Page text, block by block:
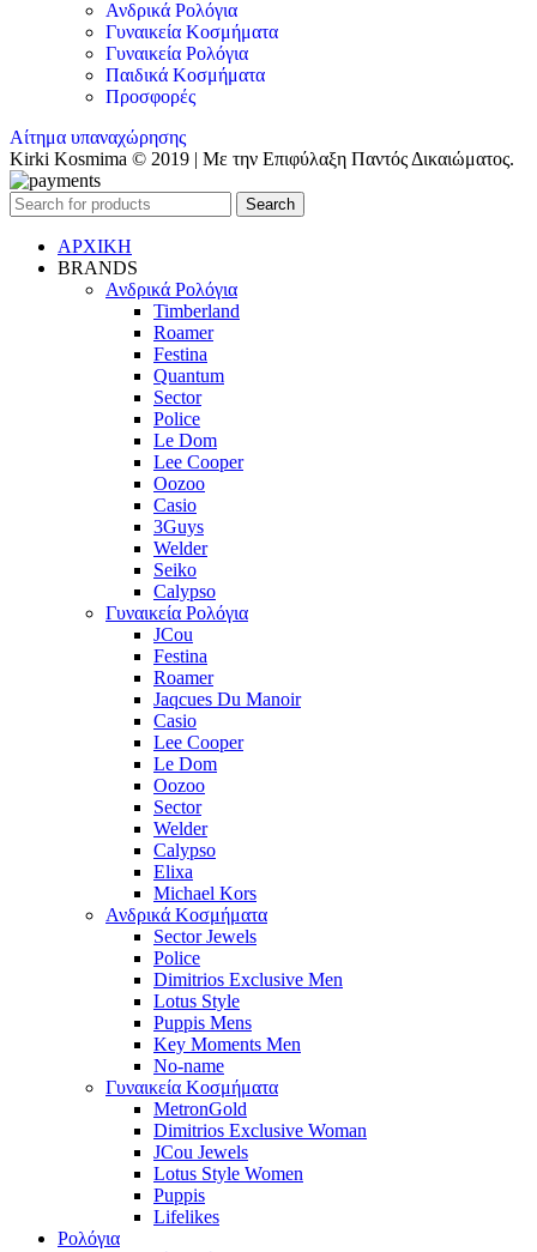
Ανδρικά Ρολόγια
Γυναικεία Κοσμήματα
Γυναικεία Ρολόγια
Παιδικά Κοσμήματα
Προσφορές
Αίτημα υπαναχώρησης
Kirki Kosmima © 2019 | Με την Επιφύλαξη Παντός Δικαιώματος.
Search
ΑΡΧΙΚΗ
BRANDS
Ανδρικά Ρολόγια
Timberland
Roamer
Festina
Quantum
Sector
Police
Le Dom
Lee Cooper
Oozoo
Casio
3Guys
Welder
Seiko
Calypso
Γυναικεία Ρολόγια
JCou
Festina
Roamer
Jaqcues Du Manoir
Casio
Lee Cooper
Le Dom
Oozoo
Sector
Welder
Calypso
Elixa
Michael Kors
Ανδρικά Κοσμήματα
Sector Jewels
Police
Dimitrios Exclusive Men
Lotus Style
Puppis Mens
Key Moments Men
No-name
Γυναικεία Κοσμήματα
MetronGold
Dimitrios Exclusive Woman
JCou Jewels
Lotus Style Women
Puppis
Lifelikes
Ρολόγια